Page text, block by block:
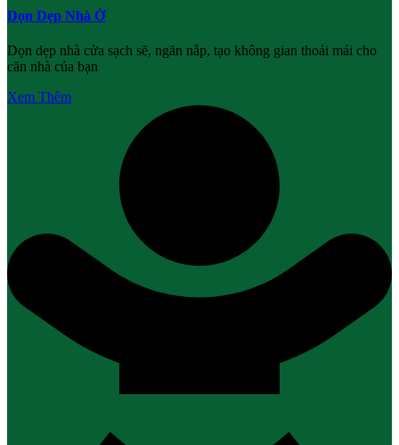
Dọn Dẹp Nhà Ở
Dọn dẹp nhà cửa sạch sẽ, ngăn nắp, tạo không gian thoải mái cho
căn nhà của bạn
Xem Thêm